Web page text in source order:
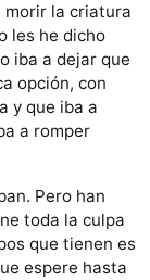
morir la criatura
les he dicho
iba a dejar que
opción, con
y que iba a
a romper
Pero han
toda la culpa
que tienen es
espere hasta